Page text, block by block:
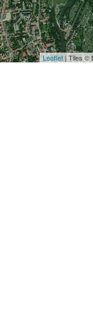
Leaflet | Tiles ©